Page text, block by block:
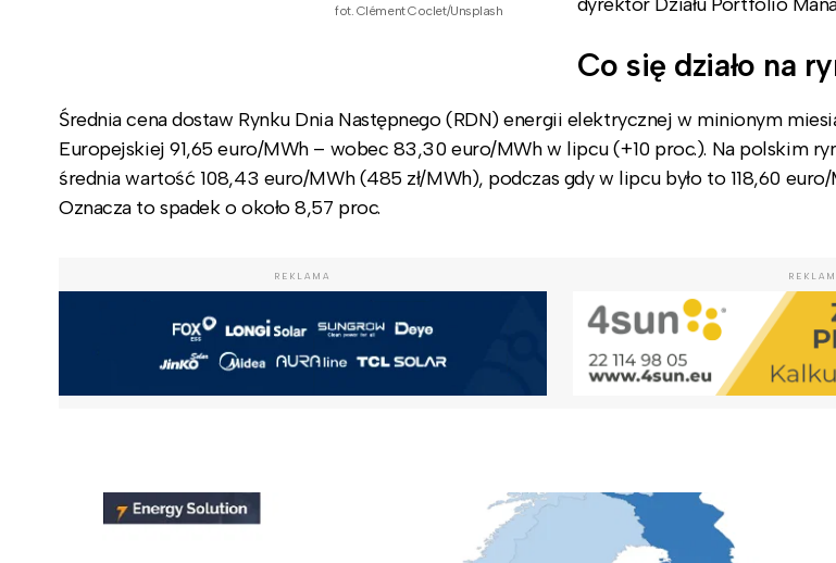
fot. Clément Coclet/Unsplash
Co się działo na
Średnia cena dostaw Rynku Dnia Następnego (RDN) energii elektrycznej w minionym
Europejskiej 91,65 euro/MWh – wobec 83,30 euro/MWh w lipcu (+10 proc.). Na polskim
średnia wartość 108,43 euro/MWh (485 zł/MWh), podczas gdy w lipcu było to 118,60
Oznacza to spadek o około 8,57 proc.
REKLAMA